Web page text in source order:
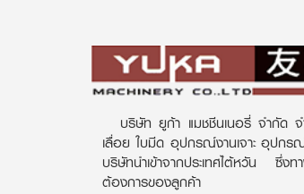
บริษัท ยูก้า แมชชีนเนอรี่ จำกัด
เลื่อย ใบมีด อุปกรณ์งานเจาะ อุปก
บริษัทนำเข้าจากประเทศไต้หวัน ซึ่ง
ต้องการของลูกค้า